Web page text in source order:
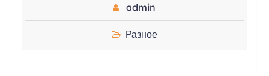
admin
Разное